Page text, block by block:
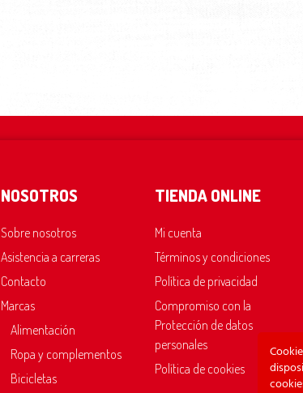
NOSOTROS
Sobre nosotros
Asistencia a carreras
Contacto
Marcas
Alimentación
Ropa y complementos
Bicicletas
TIENDA ONLINE
Mi cuenta
Términos y condiciones
Política de privacidad
Compromiso con la
Protección de datos
personales
Política de cookies